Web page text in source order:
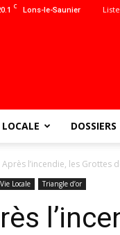
C Lons-le-Saunier
DOSSIERS
Après l’incendie, les
Vie Locale Triangle d’or